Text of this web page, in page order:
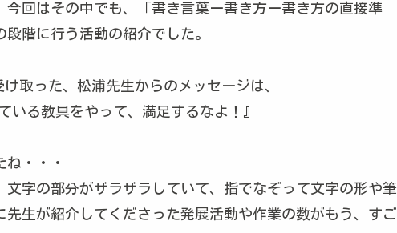
今回はその中でも、「書き言葉ー書き方ー書き方の直接準
階に行う活動の紹介でした。
取った、松浦先生からのメッセージは、
いる教具をやって、満足するなよ！』
・・・
字の部分がザラザラしていて、指でなぞって文字の形や筆
生が紹介してくださった発展活動や作業の数がもう、すご